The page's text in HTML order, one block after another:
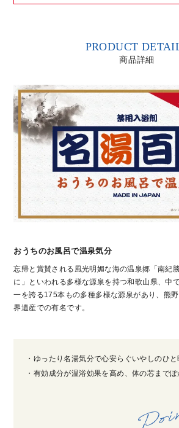
PRODUCT
商品詳細
おうちのお風呂で温泉気分
忘帰と賞賛される風光明媚な海の温泉郷「南紀
に」といわれる多様な源泉を持つ和歌山県、中
一を誇る175本もの多種多様な源泉があり、熊
界遺産での有名です。
・ゆったり名湯気分で心安らぐいやしのひと
・有効成分が温浴効果を高め、体の芯まで